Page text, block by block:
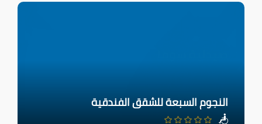
النجوم السبعة للشقق الفندقية